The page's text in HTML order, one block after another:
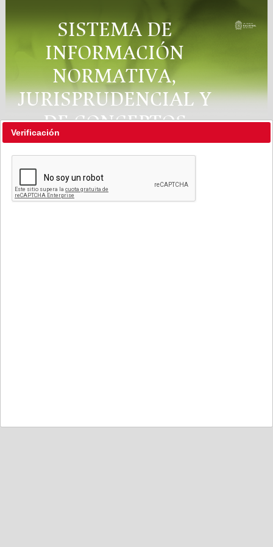
SISTEMA DE
INFORMACIÓN
NORMATIVA,
JURISPRUDENCIAL Y
DE CONCEPTOS
"RÉGIMEN LEGAL"
Verificación